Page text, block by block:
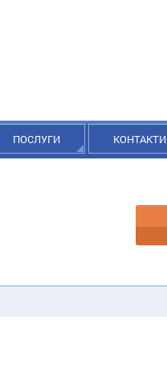
ПОСЛУГИ КОНТАКТИ